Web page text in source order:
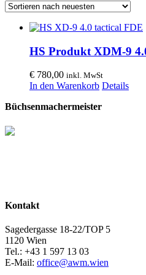
HS Produkt XDM-9
€ 780,00 inkl. MwSt
In den Warenkorb Details
Büchsenmachermeister
Kontakt
Sagedergasse 18-22/TOP 5
1120 Wien
Tel.: +43 1 597 13 03
E-Mail: office@awm.wien